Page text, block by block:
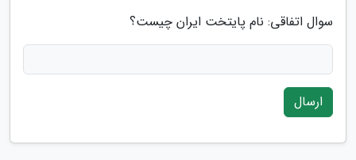
سوال اتفاقی: نام پایتخت ایران چیست؟
ارسال